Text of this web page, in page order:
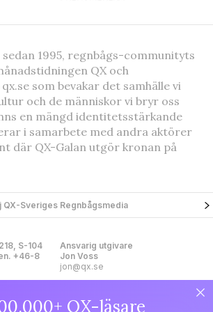
QX-läsare
sedan 1995, regnbågs-communityts
QX och
som bevakar det samhälle vi
och de människor vi bryr oss
en mängd identitetsstärkande
i samarbete med andra aktörer
där QX-Galan utgör kronan på
QX-Sveriges Regnbågsmedia
S-104
+46-8
Ansvarig utgivare
Jon Voss
jon@qx.se
Redaktion